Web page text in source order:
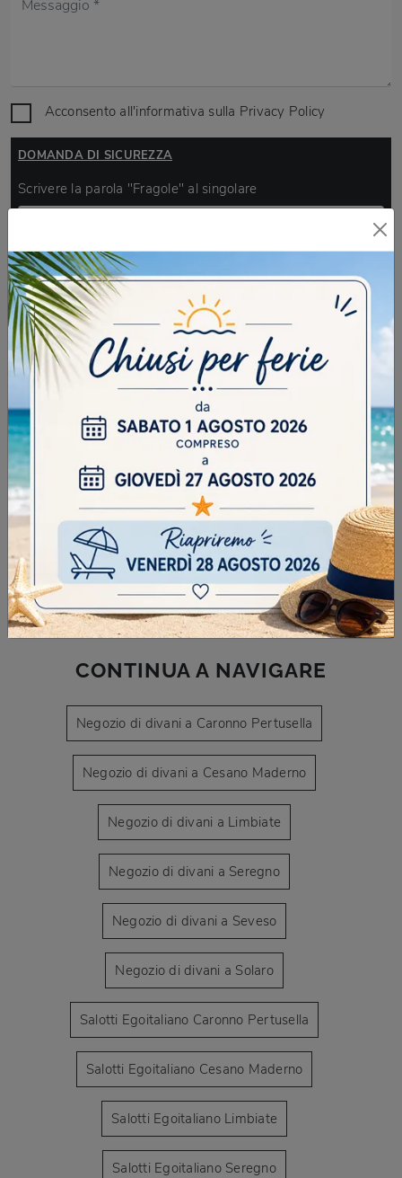
SFOGLIA I NOSTRI CATALOGHI
CONTINUA A NAVIGARE
Negozio di divani a Caronno Pertusella
Negozio di divani a Cesano Maderno
Negozio di divani a Limbiate
Negozio di divani a Seregno
Negozio di divani a Seveso
Negozio di divani a Solaro
Salotti Egoitaliano Caronno Pertusella
Salotti Egoitaliano Cesano Maderno
Salotti Egoitaliano Limbiate
Salotti Egoitaliano Seregno
Acconsento all'informativa sulla Privacy Policy
DOMANDA DI SICUREZZA
Scrivere la parola "Fragole" al singolare
INVIA